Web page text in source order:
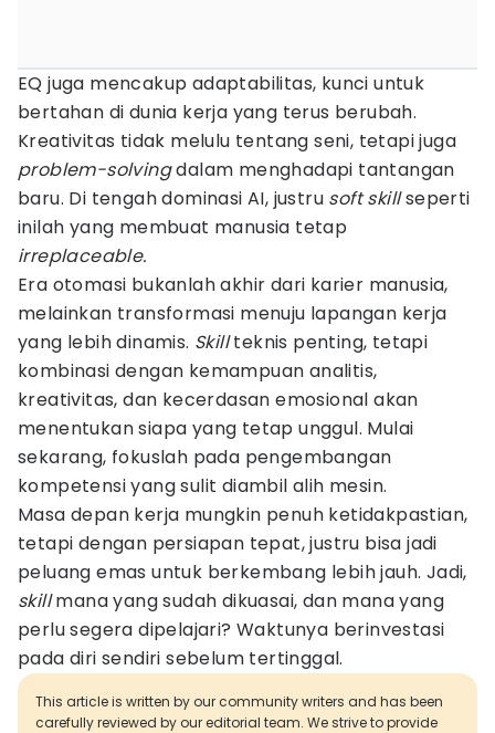
EQ juga mencakup adaptabilitas, kunci untuk
bertahan di dunia kerja yang terus berubah.
Kreativitas tidak melulu tentang seni, tetapi juga
problem-solvingdalam menghadapi tantangan
baru. Di tengah dominasi AI, justru soft skillseperti
inilah yang membuat manusia tetap
irreplaceable.
Era otomasi bukanlah akhir dari karier manusia,
melainkan transformasi menuju lapangan kerja
yang lebih dinamis. Skillteknis penting, tetapi
kombinasi dengan kemampuan analitis,
kreativitas, dan kecerdasan emosional akan
menentukan siapa yang tetap unggul. Mulai
sekarang, fokuslah pada pengembangan
kompetensi yang sulit diambil alih mesin.
Masa depan kerja mungkin penuh ketidakpastian,
tetapi dengan persiapan tepat, justru bisa jadi
peluang emas untuk berkembang lebih jauh. Jadi,
skillmana yang sudah dikuasai, dan mana yang
perlu segera dipelajari? Waktunya berinvestasi
pada diri sendiri sebelum tertinggal.
This article is written by our community writers and has been
carefully reviewed by our editorial team. We strive to provide